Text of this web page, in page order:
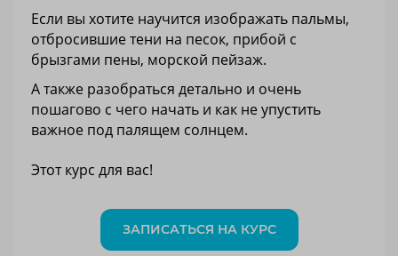
Если вы хотите научится изображать пальмы,
отбросившие тени на песок, прибой с
брызгами пены, морской пейзаж.
А также разобраться детально и очень
пошагово с чего начать и как не упустить
важное под палящем солнцем.
Этот курс для вас!
ЗАПИСАТЬСЯ НА КУРС